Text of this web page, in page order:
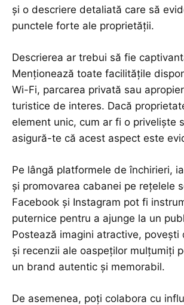
și o descriere detaliată care să
punctele forte ale proprietății.
Descrierea ar trebui să fie
Menționează toate facilitățile
Wi-Fi, parcarea privată sau
turistice de interes. Dacă
element unic, cum ar fi o priveliște
asigură-te că acest aspect este
Pe lângă platformele de închirieri,
și promovarea cabanei pe rețelele
Facebook și Instagram pot fi
puternice pentru a ajunge la un
Postează imagini atractive, povești
și recenzii ale oaspeților mulțumiți
un brand autentic și memorabil.
De asemenea, poți colabora cu